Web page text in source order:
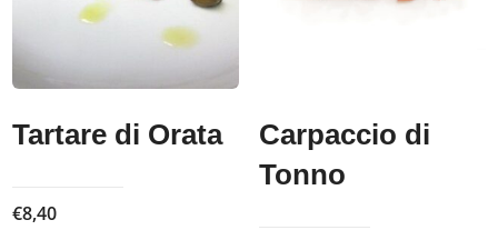
Tartare di Orata
€8,40
Carpaccio di
Tonno